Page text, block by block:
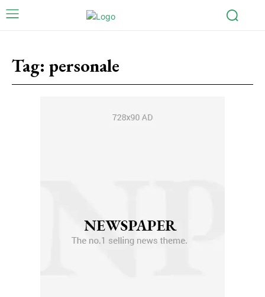
Tag: personale